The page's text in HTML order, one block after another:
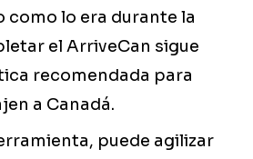
como lo era durante la
el ArriveCan sigue
recomendada para
a Canadá.
puede agilizar